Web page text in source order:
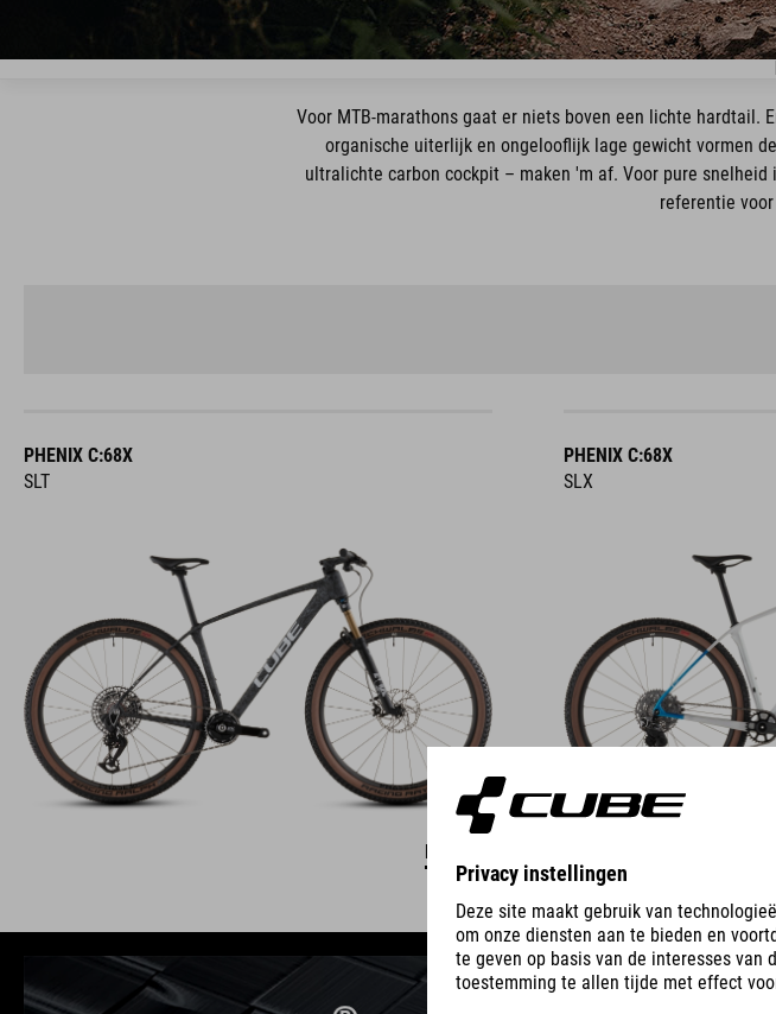
Voor MTB-marathons gaat er niets boven een lichte hardtail.
organische uiterlijk en ongelooflijk lage gewicht vormen
ultralichte carbon cockpit – maken 'm af. Voor pure
referentie
PHENIX C:68X
SLT
DETAILS
PHENIX C:68X
SLX